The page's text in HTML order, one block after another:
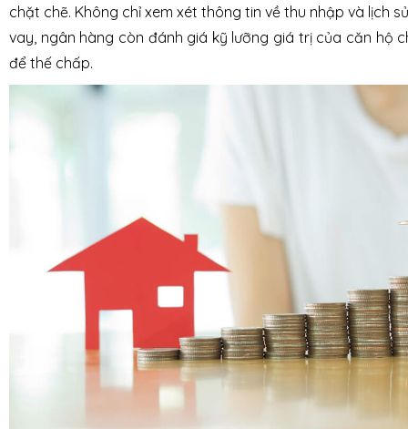
chặt chẽ. Không chỉ xem xét thông tin về thu nhập và lịch
vay, ngân hàng còn đánh giá kỹ lưỡng giá trị của căn hộ
để thế chấp.